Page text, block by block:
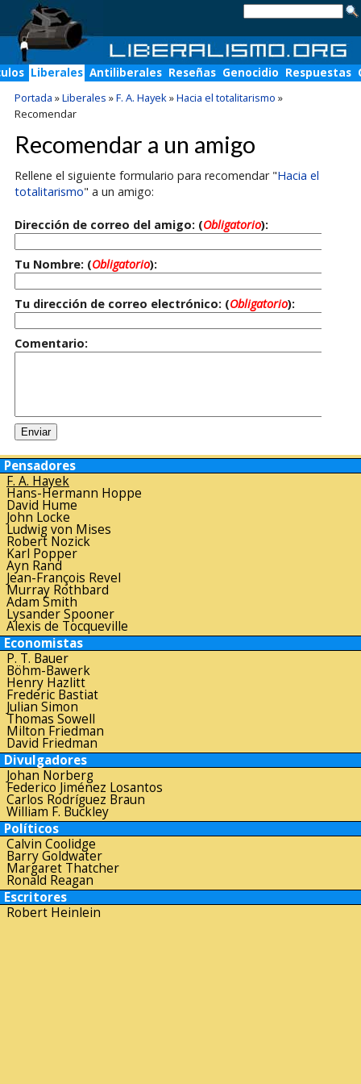
Liberales Antiliberales Reseñas Genocidio Respuestas
Portada »Liberales »F. A. Hayek»Hacia el totalitarismo »
Recomendar
Recomendar a un amigo
Rellene el siguiente formulario para recomendar "Hacia el
totalitarismo" a un amigo:
Dirección de correo del amigo: (Obligatorio):
Tu Nombre: (Obligatorio):
Tu dirección de correo electrónico: (Obligatorio):
Comentario:
Pensadores
F. A. Hayek
Hans-Hermann Hoppe
David Hume
John Locke
Ludwig von Mises
Robert Nozick
Karl Popper
Ayn Rand
Jean-François Revel
Murray Rothbard
Adam Smith
Lysander Spooner
Alexis de Tocqueville
Economistas
P. T. Bauer
Böhm-Bawerk
Henry Hazlitt
Frederic Bastiat
Julian Simon
Thomas Sowell
Milton Friedman
David Friedman
Divulgadores
Johan Norberg
Federico Jiménez Losantos
Carlos Rodríguez Braun
William F. Buckley
Políticos
Calvin Coolidge
Barry Goldwater
Margaret Thatcher
Ronald Reagan
Escritores
Robert Heinlein